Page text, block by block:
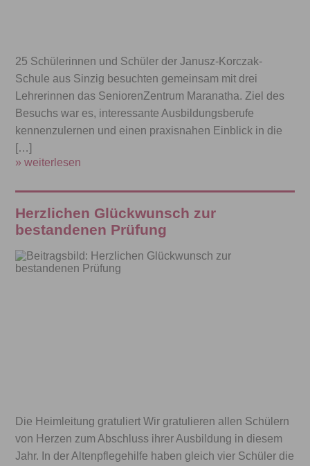
25 Schülerinnen und Schüler der Janusz-Korczak-
Schule aus Sinzig besuchten gemeinsam mit drei
Lehrerinnen das SeniorenZentrum Maranatha. Ziel des
Besuchs war es, interessante Ausbildungsberufe
kennenzulernen und einen praxisnahen Einblick in die
[…]
» weiterlesen
Herzlichen Glückwunsch zur
bestandenen Prüfung
Die Heimleitung gratuliert Wir gratulieren allen Schülern
von Herzen zum Abschluss ihrer Ausbildung in diesem
Jahr. In der Altenpflegehilfe haben gleich vier Schüler die